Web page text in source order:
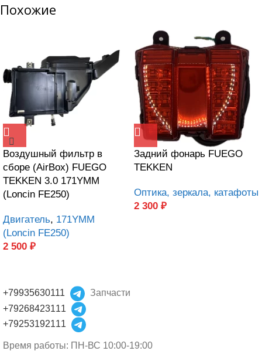
Похожие
Воздушный фильтр в
сборе (AirBox) FUEGO
TEKKEN 3.0 171YMM
(Loncin FE250)
Двигатель, 171YMM
(Loncin FE250)
2 500 ₽
Задний фонарь FUEGO
TEKKEN
Оптика, зеркала, катафоты
2 300 ₽
+79935630111
Запчасти
+79268423111
+79253192111
Время работы: ПН-ВС 10:00-19:00